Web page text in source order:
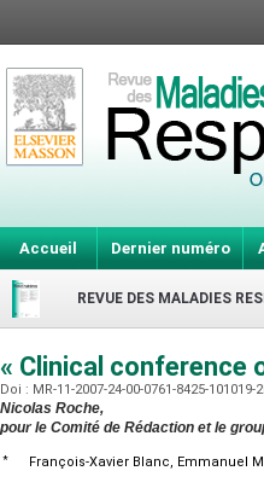
Accueil Dernier numéro
REVUE DES MALADIES
« Clinical conference
Doi : MR-11-2007-24-00-0761-8425-101019-
Nicolas Roche,
pour le Comité de Rédaction et le
* François-Xavier Blanc, Emmanuel